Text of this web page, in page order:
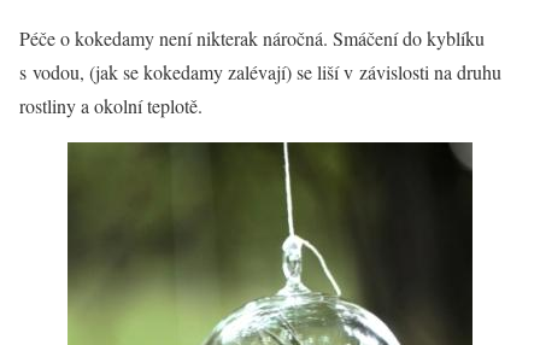
Péče o kokedamy není nikterak náročná. Smáčení do kyblíku
s vodou, (jak se kokedamy zalévají) se liší v závislosti na druhu
rostliny a okolní teplotě.